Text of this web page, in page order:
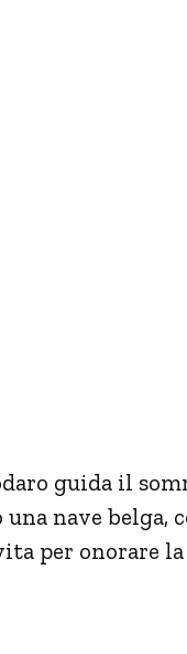
guida il
nave belga,
per onorare